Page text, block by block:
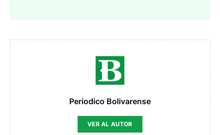
Periodico Bolivarense
VER AL AUTOR